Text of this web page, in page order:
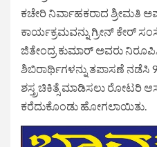
ಕಚೇರಿ ನಿರ್ವಾಹಕರಾದ ಶ್ರೀಮತಿ
ಕಾರ್ಯಕ್ರಮವನ್ನು ಗ್ರೀನ್ ಕೇರ್
ಜಿತೇಂದ್ರ ಕುಮಾರ್ ಅವರು
ಶಿಬಿರಾರ್ಥಿಗಳನ್ನು ತಪಾಸಣೆ ನಡೆಸಿ
ಶಸ್ತ್ರಚಿಕಿತ್ಸೆ ಮಾಡಿಸಲು ರೋಟರಿ
ಕರೆದುಕೊಂಡು ಹೋಗಲಾಯಿತು.